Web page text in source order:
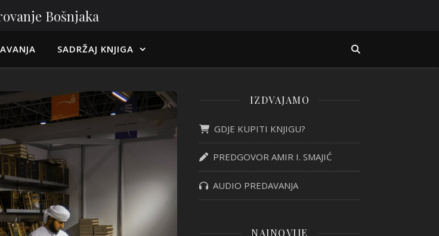
Bošnjaka
SADRŽAJ KNJIGA
IZDVAJAMO
GDJE KUPITI KNJIGU?
PREDGOVOR AMIR I. SMAJIĆ
AUDIO PREDAVANJA
NAJNOVIJE